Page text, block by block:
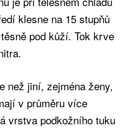
klesne na 15 stupňů
pod kůží. Tok krve
než jiní, zejména ženy,
v průměru více
vrstva podkožního tuku